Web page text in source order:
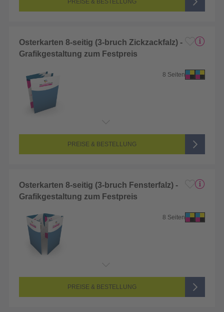
Osterkarten 8-seitig (3-bruch Zickzackfalz) -
Grafikgestaltung zum Festpreis
8 Seiten
PREISE & BESTELLUNG
Osterkarten 8-seitig (3-bruch Fensterfalz) -
Grafikgestaltung zum Festpreis
8 Seiten
PREISE & BESTELLUNG